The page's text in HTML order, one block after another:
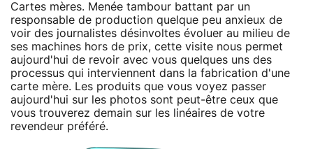
Cartes mères. Menée tambour battant par un
responsable de production quelque peu anxieux de
voir des journalistes désinvoltes évoluer au milieu de
ses machines hors de prix, cette visite nous permet
aujourd'hui de revoir avec vous quelques uns des
processus qui interviennent dans la fabrication d'une
carte mère. Les produits que vous voyez passer
aujourd'hui sur les photos sont peut-être ceux que
vous trouverez demain sur les linéaires de votre
revendeur préféré.